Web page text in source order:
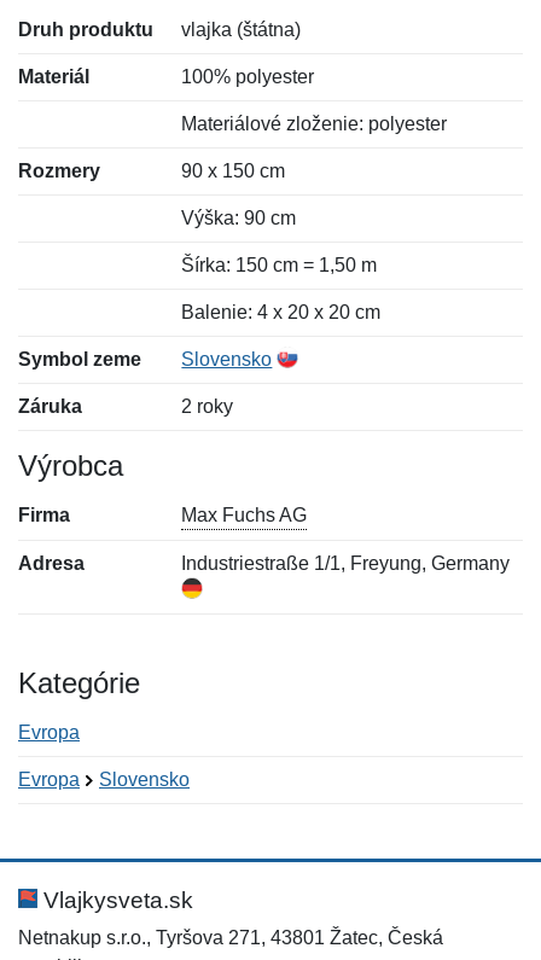
Druh produktu vlajka (štátna)
Materiál 100% polyester
Materiálové zloženie: polyester
Rozmery 90 x 150 cm
Výška: 90 cm
Šírka: 150 cm = 1,50 m
Balenie: 4 x 20 x 20 cm
Symbol zeme Slovensko
Záruka 2 roky
Výrobca
Firma Max Fuchs AG
Adresa Industriestraße 1/1, Freyung, Germany
Kategórie
Evropa
Evropa Slovensko
Hodnotenie:
Meno:
Vlajkysveta.sk
Netnakup s.r.o., Tyršova 271, 43801 Žatec, Česká